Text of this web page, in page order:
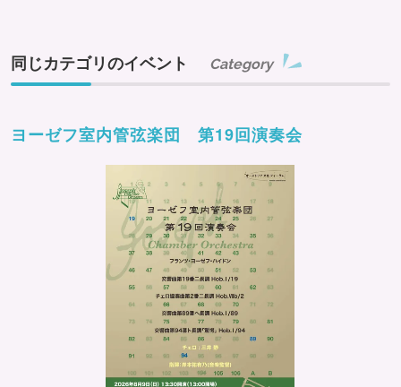
同じカテゴリのイベント Category
ヨーゼフ室内管弦楽団 第19回演奏会